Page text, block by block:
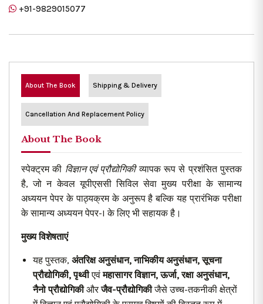
+91-9829015077
About The Book Shipping & Delivery
Cancellation And Replacement Policy
About The Book
स्पेक्ट्रम की विज्ञान एवं प्रौद्योगिकीव्यापक रूप से प्रशंसित पुस्तक
है, जो न केवल यूपीएससी सिविल सेवा मुख्य परीक्षा के सामान्य
अध्ययन पेपर के पाठ्यक्रम के अनुरूप है बल्कि यह प्रारंभिक परीक्षा
के सामान्य अध्ययन पेपर-I के लिए भी सहायक है।
मुख्य विशेषताएं
यह पुस्तक, अंतरिक्ष अनुसंधान, नाभिकीय अनुसंधान, सूचना
प्रौद्योगिकी, पृथ्वीएवंमहासागर विज्ञान, ऊर्जा, रक्षा अनुसंधान,
नैनो प्रौद्योगिकीऔरजैव-प्रौद्योगिकीजैसे उच्च-तकनीकी क्षेत्रों